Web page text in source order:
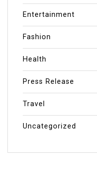
Entertainment
Fashion
Health
Press Release
Travel
Uncategorized